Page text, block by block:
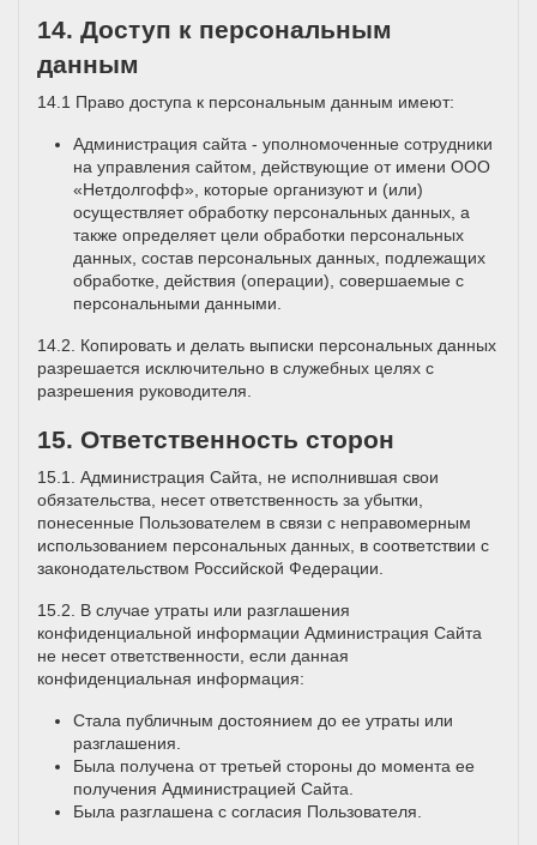
14. Доступ к персональным
данным
14.1 Право доступа к персональным данным имеют:
Администрация сайта - уполномоченные сотрудники
на управления сайтом, действующие от имени ООО
«Нетдолгофф», которые организуют и (или)
осуществляет обработку персональных данных, а
также определяет цели обработки персональных
данных, состав персональных данных, подлежащих
обработке, действия (операции), совершаемые с
персональными данными.
14.2. Копировать и делать выписки персональных данных
разрешается исключительно в служебных целях с
разрешения руководителя.
15. Ответственность сторон
15.1. Администрация Сайта, не исполнившая свои
обязательства, несет ответственность за убытки,
понесенные Пользователем в связи с неправомерным
использованием персональных данных, в соответствии с
законодательством Российской Федерации.
15.2. В случае утраты или разглашения
конфиденциальной информации Администрация Сайта
не несет ответственности, если данная
конфиденциальная информация:
Стала публичным достоянием до ее утраты или
разглашения.
Была получена от третьей стороны до момента ее
получения Администрацией Сайта.
Была разглашена с согласия Пользователя.